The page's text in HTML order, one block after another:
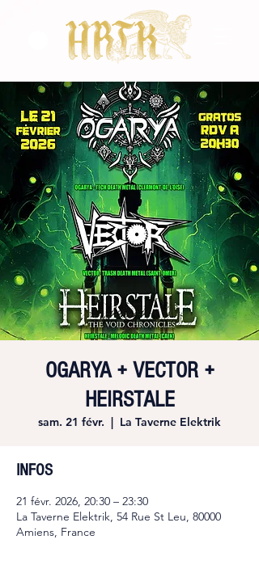
OGARYA + VECTOR +
HEIRSTALE
sam. 21 févr.
  |
La Taverne Elektrik
INFOS
21 févr. 2026, 20:30 – 23:30
La Taverne Elektrik, 54 Rue St Leu, 80000
Amiens, France